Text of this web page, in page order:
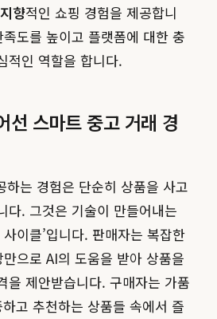
향적인 쇼핑 경험을 제공합니
도를 높이고 플랫폼에 대한 충
적인 역할을 합니다.
선 스마트 중고 거래 경
하는 경험은 단순히 상품을 사고
다. 그것은 기술이 만들어내는
이클’입니다. 판매자는 복잡한
으로 AI의 도움을 받아 상품을
을 제안받습니다. 구매자는 가품
고 추천하는 상품들 속에서 즐